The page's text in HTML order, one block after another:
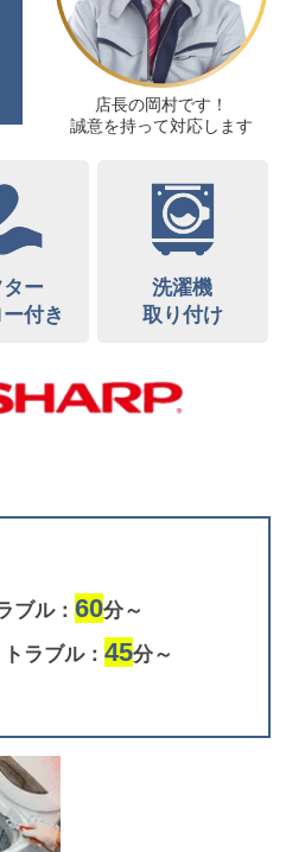
店長の岡村です！
誠意を持って対応します
ー
付き
洗濯機
取り付け
ブル： 60分～
ラブル： 45分～